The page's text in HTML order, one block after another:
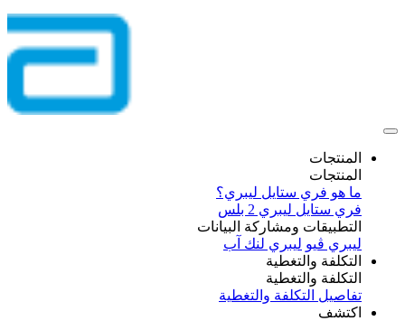
المنتجات
المنتجات
ما هو فري ستايل ليبري؟
فري ستايل ليبري 2 بلس​
التطبيقات ومشاركة البيانات
ليبري ڤيو ليبري لنك آب
التكلفة والتغطية
التكلفة والتغطية
تفاصيل التكلفة والتغطية
اكتشف​